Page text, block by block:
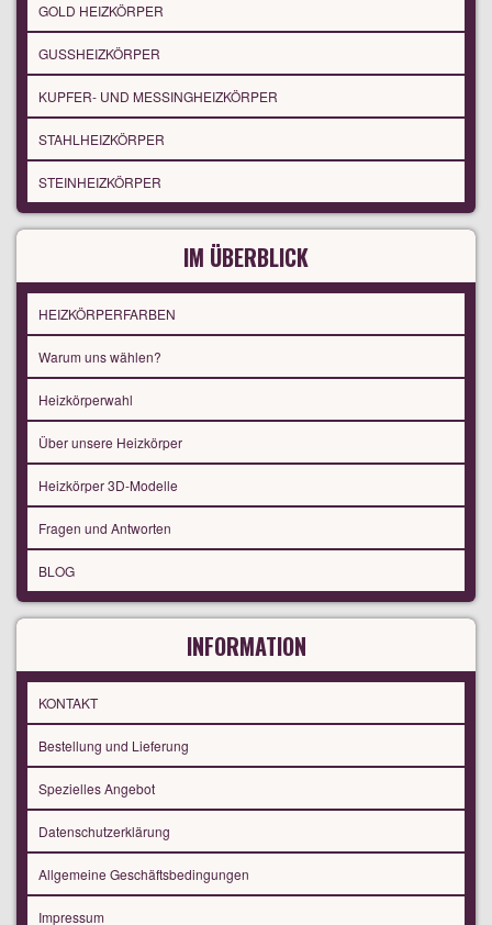
GOLD HEIZKÖRPER
GUSSHEIZKÖRPER
KUPFER- UND MESSINGHEIZKÖRPER
STAHLHEIZKÖRPER
STEINHEIZKÖRPER
IM ÜBERBLICK
HEIZKÖRPERFARBEN
Warum uns wählen?
Heizkörperwahl
Über unsere Heizkörper
Heizkörper 3D-Modelle
Fragen und Antworten
BLOG
INFORMATION
KONTAKT
Bestellung und Lieferung
Spezielles Angebot
Datenschutzerklärung
Allgemeine Geschäftsbedingungen
Impressum